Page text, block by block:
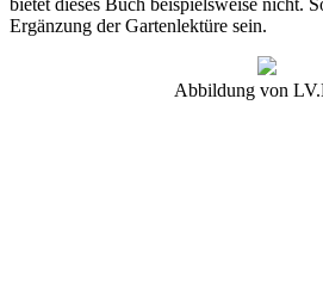
Ergänzung der Gartenlektüre sein.
Abbildung von